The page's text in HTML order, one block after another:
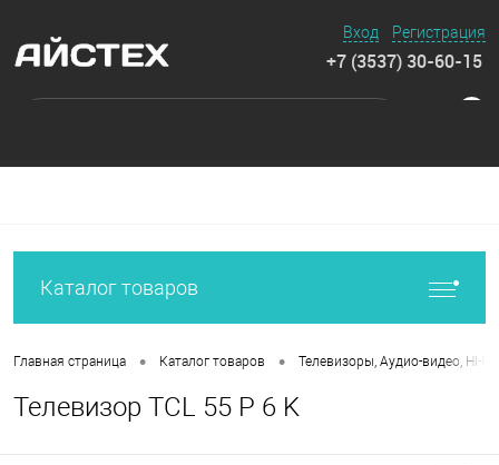
Вход Регистрация
+7 (3537) 30-60-15
Каталог товаров
Главная страница • Каталог товаров • Телевизоры, Аудио-видео, HI-FI
Телевизор TCL 55 P 6 K